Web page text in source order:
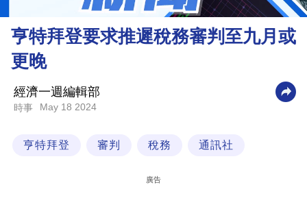
財
業
科
亨特拜登要求推遲稅務審判至九月或
更晚
經濟一週編輯部
時事 May 18 2024
亨特拜登 審判 稅務 通訊社
廣告